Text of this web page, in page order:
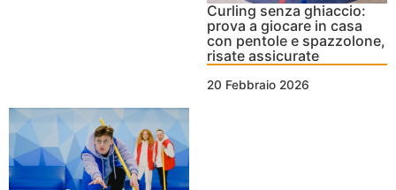
Curling senza ghiaccio:
prova a giocare in casa
con pentole e spazzolone,
risate assicurate
20 Febbraio 2026